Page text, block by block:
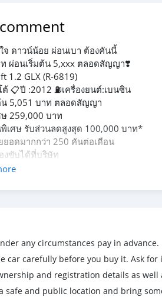
จ ดาวน์น้อย ผ่อนเบา ต้องคันนี้
ผ่อนเริ่มต้น 5,xxx ตลอดสัญญา❣️
1.2 GLX (R-6819)
📋ปี :2012 ⛽เครื่องยนต์:เบนซิน
5,051 บาท ตลอดสัญญา
ษ 259,000 บาท
เศษ รับส่วนลดสูงสุด 100,000 บาท*
ยอดมากกว่า 250 คันต่อเดือน
งขับได้ที่บริษัท
นไปตามคุณสมบัติของลูกค้าและธนาคาร
ยได้ทุกเงื่อนไข พร้อมช่วยให้ลูกค้าได้รถ
any circumstances pay in advance.
car carefully before you buy it. Ask
and registration details as well
safe and public location and bring